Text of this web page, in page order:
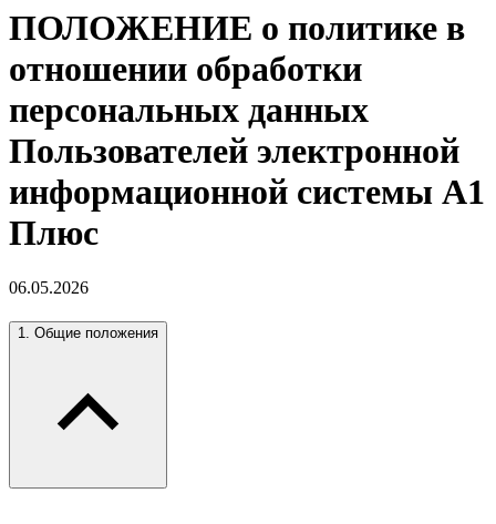
ПОЛОЖЕНИЕ о политике в
отношении обработки
персональных данных
Пользователей электронной
информационной системы А1
Плюс
06.05.2026
1. Общие положения